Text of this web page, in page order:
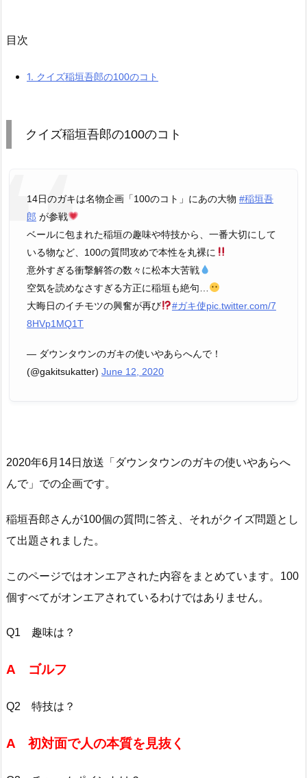
目次
1. クイズ稲垣吾郎の100のコト
クイズ稲垣吾郎の100のコト
14日のガキは名物企画「100のコト」にあの大物 #稲垣吾
郎 が参戦
ベールに包まれた稲垣の趣味や特技から、一番大切にして
いる物など、100の質問攻めで本性を丸裸に
意外すぎる衝撃解答の数々に松本大苦戦
空気を読めなさすぎる方正に稲垣も絶句…
大晦日のイチモツの興奮が再び
#ガキ使pic.twitter.com/7
8HVp1MQ1T
— ダウンタウンのガキの使いやあらへんで！
(@gakitsukatter) June 12, 2020
2020年6月14日放送「ダウンタウンのガキの使いやあらへ
んで」での企画です。
稲垣吾郎さんが100個の質問に答え、それがクイズ問題とし
て出題されました。
このページではオンエアされた内容をまとめています。100
個すべてがオンエアされているわけではありません。
Q1 趣味は？
A ゴルフ
Q2 特技は？
A 初対面で人の本質を見抜く